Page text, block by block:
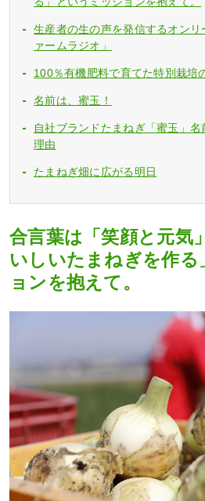
生産者の生の声を発信するオン
ァームラジオ」
100％有機肥料で育てた特別栽培
名前は、蜜玉！
自社ブランドたまねぎ「蜜玉」
理由
たまねぎ畑に広がる明日
合言葉は「笑顔と元気
いしいたまねぎを作る
ョンを抱えて。